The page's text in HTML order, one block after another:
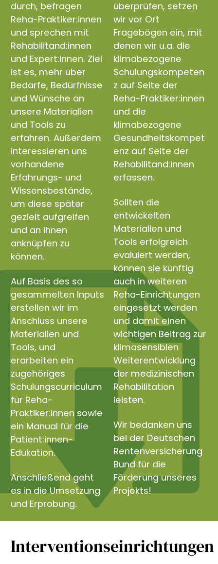
durch, befragen
Reha-Praktiker:innen
und sprechen mit
Rehabilitand:innen
und Expert:innen. Ziel
ist es, mehr über
Bedarfe, Bedürfnisse
und Wünsche an
unsere Materialien
und Tools zu
erfahren. Außerdem
interessieren uns
vorhandene
Erfahrungs- und
Wissensbestände,
um diese später
gezielt aufgreifen
und an ihnen
anknüpfen zu
können.
Auf Basis des so
gesammelten Inputs
erstellen wir im
Anschluss unsere
Materialien und
Tools, und
erarbeiten ein
zugehöriges
Schulungscurriculum
für Reha-
Praktiker:innen sowie
ein Manual für die
Patient:innen-
Edukation.
Anschließend geht
es in die Umsetzung
und Erprobung.
überprüfen, setzen
wir vor Ort
Fragebögen ein, mit
denen wir u.a. die
klimabezogene
Schulungskompeten
z auf Seite der
Reha-Praktiker:innen
und die
klimabezogene
Gesundheitskompet
enz auf Seite der
Rehabilitand:innen
erfassen.
Sollten die
entwickelten
Materialien und
Tools erfolgreich
evaluiert werden,
können sie künftig
auch in weiteren
Reha-Einrichtungen
eingesetzt werden
und damit einen
wichtigen Beitrag zur
klimasensiblen
Weiterentwicklung
der medizinischen
Rehabilitation
leisten.
Wir bedanken uns
bei der Deutschen
Rentenversicherung
Bund für die
Förderung unseres
Projekts!
Interventionseinrichtungen